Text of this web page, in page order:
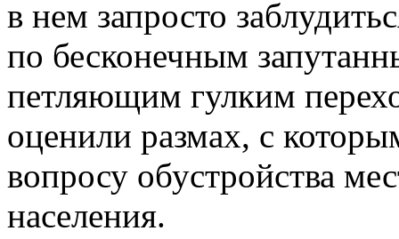
в нем запросто
по бесконечным
петля­ющим гулким
оценили размах, с
вопросу обустройства
населения.